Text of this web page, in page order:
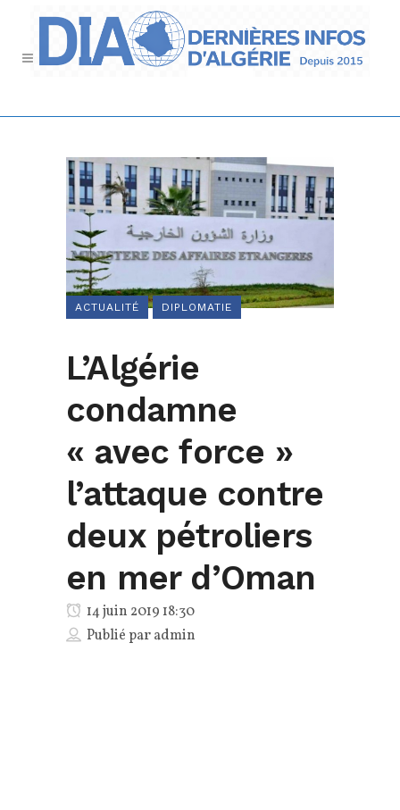
ACTUALITÉ DIPLOMATIE
L’Algérie
condamne
« avec force »
l’attaque contre
deux pétroliers
en mer d’Oman
14 juin 2019 18:30
Publié paradmin